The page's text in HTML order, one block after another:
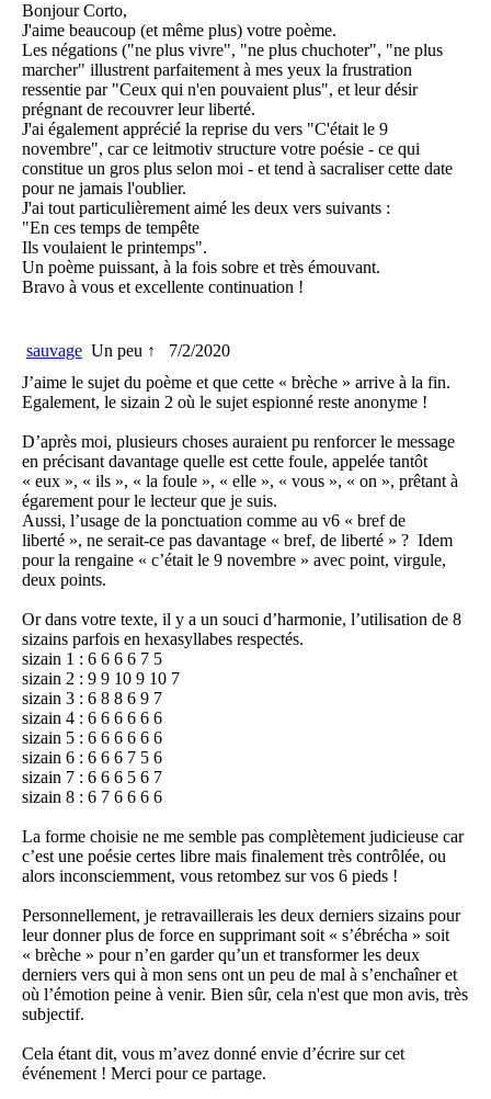
Bonjour Corto,
J'aime beaucoup (et même plus) votre poème.
Les négations ("ne plus vivre", "ne plus chuchoter", "ne plus
marcher" illustrent parfaitement à mes yeux la frustration
ressentie par "Ceux qui n'en pouvaient plus", et leur désir
prégnant de recouvrer leur liberté.
J'ai également apprécié la reprise du vers "C'était le 9
novembre", car ce leitmotiv structure votre poésie - ce qui
constitue un gros plus selon moi - et tend à sacraliser cette date
pour ne jamais l'oublier.
J'ai tout particulièrement aimé les deux vers suivants :
"En ces temps de tempête
Ils voulaient le printemps".
Un poème puissant, à la fois sobre et très émouvant.
Bravo à vous et excellente continuation !
sauvage Un peu ↑
7/2/2020
J’aime le sujet du poème et que cette « brèche » arrive à la fin.
Egalement, le sizain 2 où le sujet espionné reste anonyme !
D’après moi, plusieurs choses auraient pu renforcer le message
en précisant davantage quelle est cette foule, appelée tantôt
« eux », « ils », « la foule », « elle », « vous », « on », prêtant à
égarement pour le lecteur que je suis.
Aussi, l’usage de la ponctuation comme au v6 « bref de
liberté », ne serait-ce pas davantage « bref, de liberté » ? Idem
pour la rengaine « c’était le 9 novembre » avec point, virgule,
deux points.
Or dans votre texte, il y a un souci d’harmonie, l’utilisation de 8
sizains parfois en hexasyllabes respectés.
sizain 1 : 6 6 6 6 7 5
sizain 2 : 9 9 10 9 10 7
sizain 3 : 6 8 8 6 9 7
sizain 4 : 6 6 6 6 6 6
sizain 5 : 6 6 6 6 6 6
sizain 6 : 6 6 6 7 5 6
sizain 7 : 6 6 6 5 6 7
sizain 8 : 6 7 6 6 6 6
La forme choisie ne me semble pas complètement judicieuse car
c’est une poésie certes libre mais finalement très contrôlée, ou
alors inconsciemment, vous retombez sur vos 6 pieds !
Personnellement, je retravaillerais les deux derniers sizains pour
leur donner plus de force en supprimant soit « s’ébrécha » soit
« brèche » pour n’en garder qu’un et transformer les deux
derniers vers qui à mon sens ont un peu de mal à s’enchaîner et
où l’émotion peine à venir. Bien sûr, cela n'est que mon avis, très
subjectif.
Cela étant dit, vous m’avez donné envie d’écrire sur cet
événement ! Merci pour ce partage.